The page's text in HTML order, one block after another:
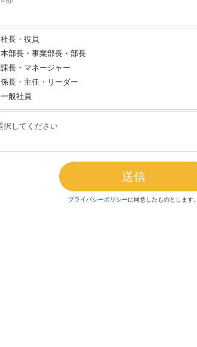
社長・役員
本部長・事業部長・部長
課長・マネージャー
係長・主任・リーダー
一般社員
プライバシーポリシーに同意したものとします。